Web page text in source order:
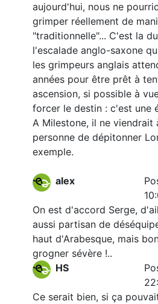
aujourd'hui, nous ne
grimper réellement de
"traditionnelle"... C'est la
l'escalade anglo-saxone
les grimpeurs anglais
années pour être prêt à
ascension, si possible à
forcer le destin : c'est une
A Milestone, il ne viendrait
personne de dépitonner
exemple.
alex
On est d'accord Serge,
aussi partisan de
haut d'Arabesque, mais
grogner sévère !..
HS
Ce serait bien, si ça